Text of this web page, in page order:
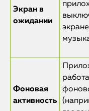
Экран в
ожидании
Фоновая
активность